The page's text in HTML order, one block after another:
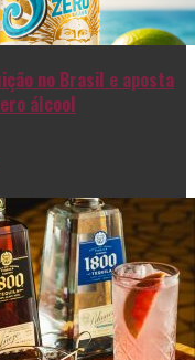
no Brasil e aposta
álcool